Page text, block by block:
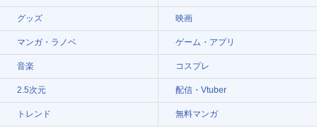
グッズ 映画
マンガ・ラノベ ゲーム・アプリ
音楽 コスプレ
2.5次元 配信・Vtuber
トレンド 無料マンガ